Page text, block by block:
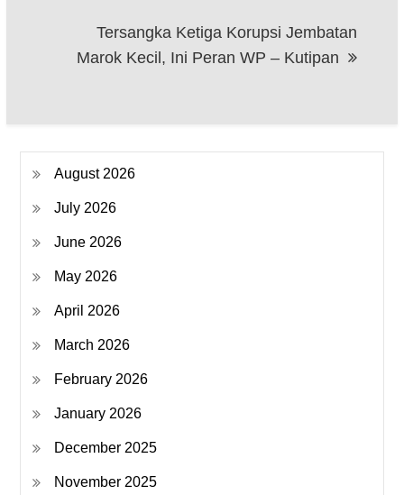
Tersangka Ketiga Korupsi Jembatan
Marok Kecil, Ini Peran WP – Kutipan
August 2026
July 2026
June 2026
May 2026
April 2026
March 2026
February 2026
January 2026
December 2025
November 2025